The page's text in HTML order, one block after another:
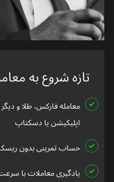
تازه شروع به
معامله فارکس، طلا و
اپلیکیشن یا دسکتاپ
حساب تمرینی بدون
یادگیری معاملات با